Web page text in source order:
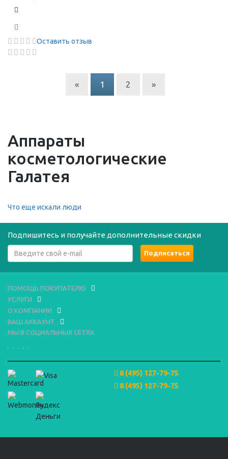
Оставить отзыв
« 1 2 »
Аппараты
косметологические
Галатея
Что еще искали люди
Подпишитесь и получайте дополнительные скидки
ПОМОЩЬ ПОКУПАТЕЛЮ
УСЛУГИ
О КОМПАНИИ
ВАШ АККАУНТ
МЫ В СОЦИАЛЬНЫХ СЕТЯХ
8 (495) 127-79-75
8 (495) 127-79-75